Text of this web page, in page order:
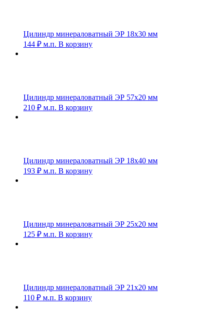
Цилиндр минераловатный ЭР 18х30 мм
144 ₽ м.п. В корзину
Цилиндр минераловатный ЭР 57х20 мм
210 ₽ м.п. В корзину
Цилиндр минераловатный ЭР 18х40 мм
193 ₽ м.п. В корзину
Цилиндр минераловатный ЭР 25х20 мм
125 ₽ м.п. В корзину
Цилиндр минераловатный ЭР 21х20 мм
110 ₽ м.п. В корзину